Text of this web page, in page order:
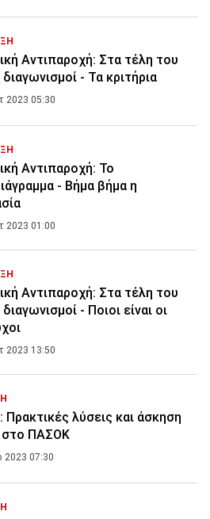
Αντιπαροχή: Στα τέλη του
διαγωνισμοί - Τα κριτήρια
2023 05:30
Αντιπαροχή: Το
- Βήμα βήμα η
2023 01:00
Αντιπαροχή: Στα τέλη του
- Ποιοι είναι οι
2023 13:50
Πρακτικές λύσεις και άσκηση
στο ΠΑΣΟΚ
2023 07:30